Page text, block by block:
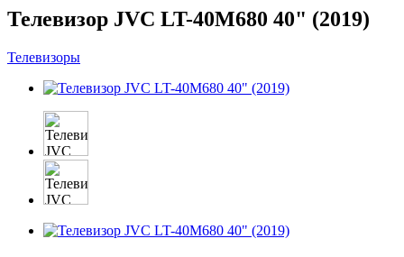
Телевизор JVC LT-40M680 40" (2019)
Телевизоры